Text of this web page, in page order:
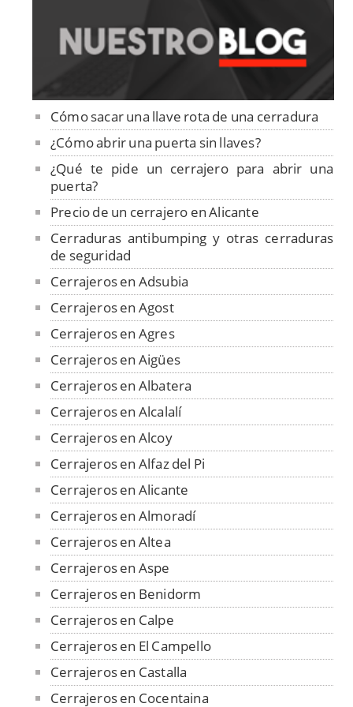
Cómo sacar una llave rota de una cerradura
¿Cómo abrir una puerta sin llaves?
¿Qué te pide un cerrajero para abrir una
puerta?
Precio de un cerrajero en Alicante
Cerraduras antibumping y otras cerraduras
de seguridad
Cerrajeros en Adsubia
Cerrajeros en Agost
Cerrajeros en Agres
Cerrajeros en Aigües
Cerrajeros en Albatera
Cerrajeros en Alcalalí
Cerrajeros en Alcoy
Cerrajeros en Alfaz del Pi
Cerrajeros en Alicante
Cerrajeros en Almoradí
Cerrajeros en Altea
Cerrajeros en Aspe
Cerrajeros en Benidorm
Cerrajeros en Calpe
Cerrajeros en El Campello
Cerrajeros en Castalla
Cerrajeros en Cocentaina